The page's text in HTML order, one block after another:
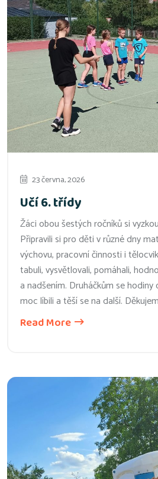
23 června, 2026
Učí 6. třídy
Žáci obou šestých ročníků si
Připravili si pro děti v různé dny
výchovu, pracovní činnosti i
tabuli, vysvětlovali, pomáhali,
a nadšením. Druháčkům se
moc líbili a těší se na další.
Read More